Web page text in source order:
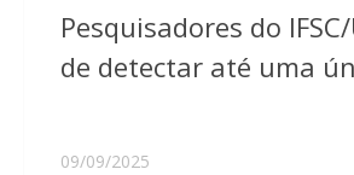
Pesquisadores do
de detectar até uma
09/09/2025